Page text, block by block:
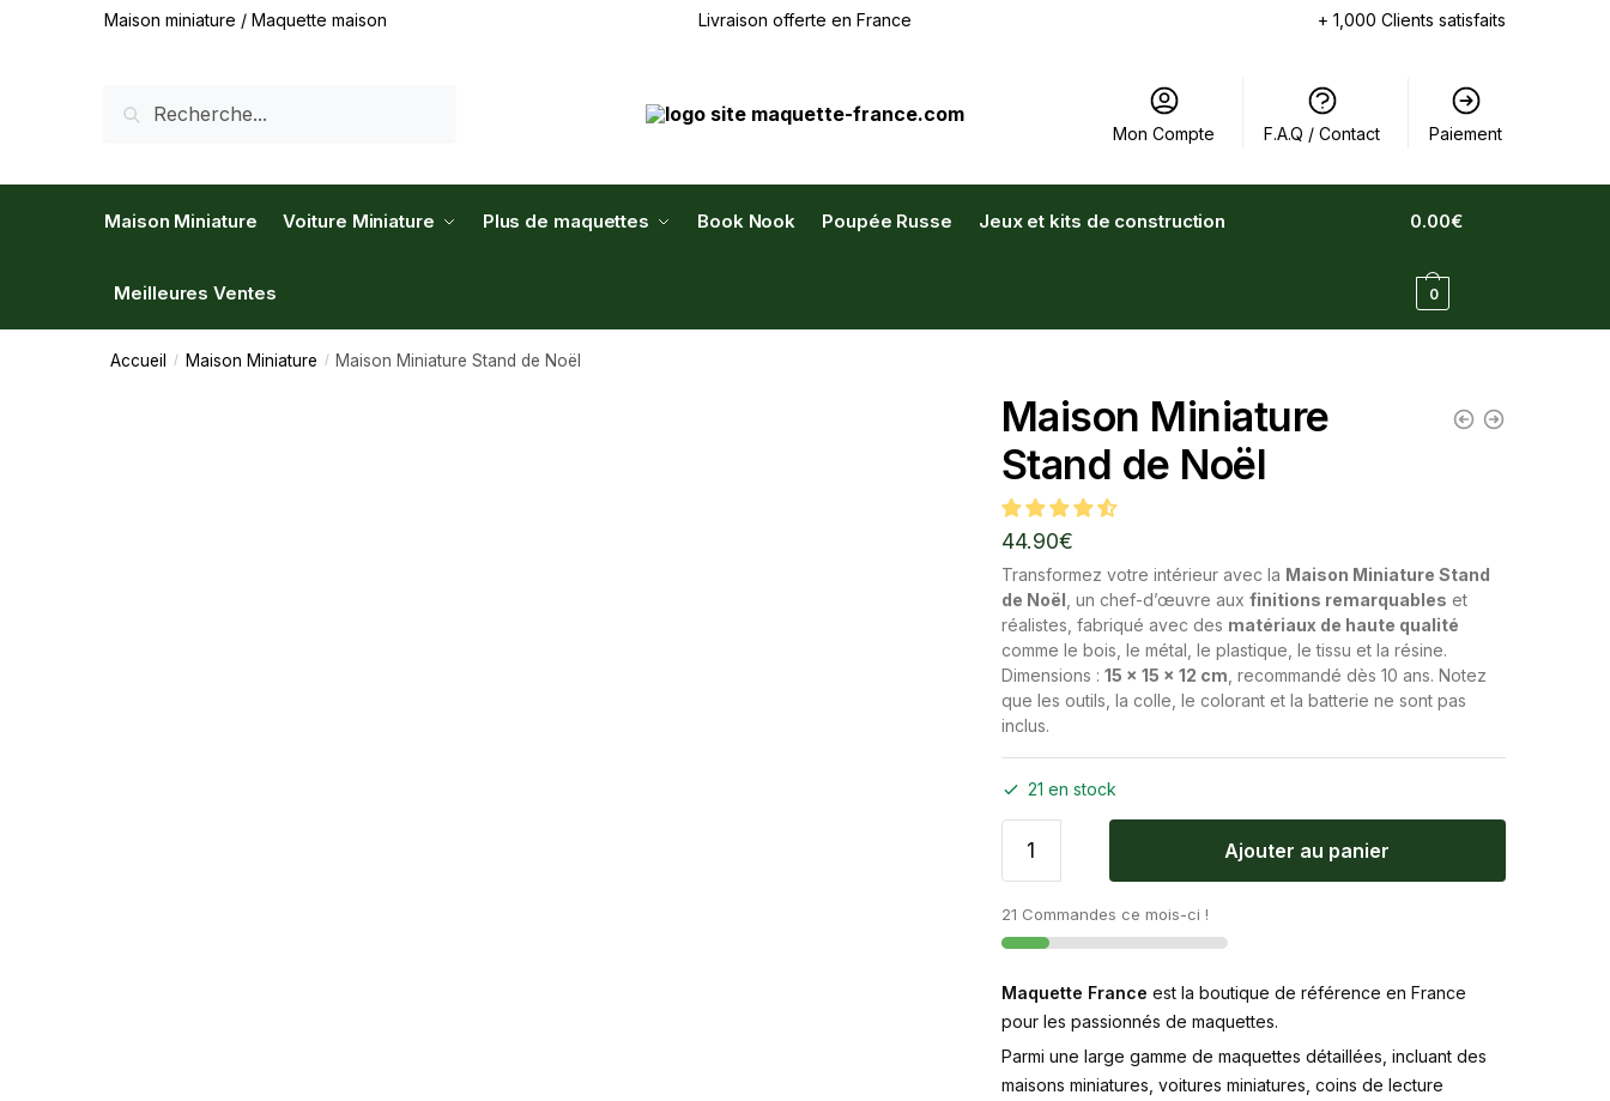
Maison miniature / Maquette maison Livraison offerte en France + 1,000 Clients satisfaits
Mon Compte F.A.Q / Contact Paiement
Maison Miniature Voiture Miniature Plus de maquettes Book Nook Poupée Russe Jeux et kits de construction
Meilleures Ventes
0.00€
0
Accueil / Maison Miniature / Maison Miniature Stand de Noël
Maison Miniature
Stand de Noël
44.90€
Transformez votre intérieur avec la Maison Miniature Stand
de Noël , un chef-d’œuvre aux finitions remarquables et
réalistes, fabriqué avec des matériaux de haute qualité
comme le bois, le métal, le plastique, le tissu et la résine.
Dimensions : 15 x 15 x 12 cm , recommandé dès 10 ans. Notez
que les outils, la colle, le colorant et la batterie ne sont pas
inclus.
21 en stock
Ajouter au panier
21 Commandes ce mois-ci !
Maquette France est la boutique de référence en France
pour les passionnés de maquettes.
Parmi une large gamme de maquettes détaillées, incluant des
maisons miniatures, voitures miniatures, coins de lecture